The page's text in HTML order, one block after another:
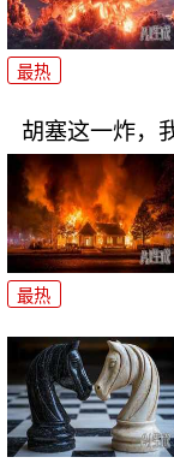
最热
胡塞这一炸，
最热